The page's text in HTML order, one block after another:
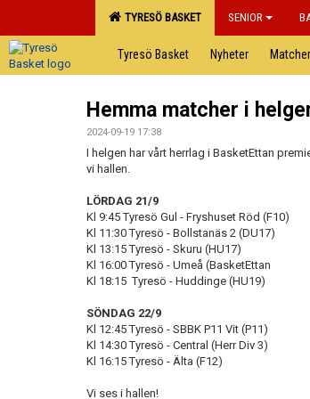
TYRESÖ BASKET SENIOR
Tyresö Basket Nyheter Matcher
Hemma matcher i
2024-09-19 17:38
I helgen har vårt herrlag i BasketEttan
vi hallen.
LÖRDAG 21/9
Kl 9:45 Tyresö Gul - Fryshuset Röd (F10)
Kl 11:30 Tyresö - Bollstanäs 2 (DU17)
Kl 13:15 Tyresö - Skuru (HU17)
Kl 16:00 Tyresö - Umeå (BasketEttan
Kl 18:15 Tyresö - Huddinge (HU19)
SÖNDAG 22/9
Kl 12:45 Tyresö - SBBK P11 Vit (P11)
Kl 14:30 Tyresö - Central (Herr Div 3)
Kl 16:15 Tyresö - Älta (F12)
Vi ses i hallen!